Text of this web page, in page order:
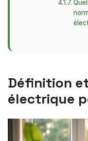
Définition
électrique